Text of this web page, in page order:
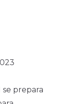
se prepara